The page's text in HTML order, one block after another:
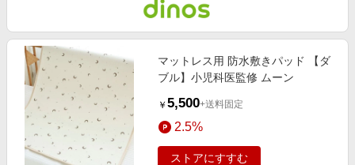
マットレス用 防水敷きパッド 【ダ
ブル】小児科医監修 ムーン
￥ 5,500+送料固定
2.5%
ストアにすすむ